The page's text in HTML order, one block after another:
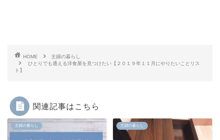
HOME
主婦の暮らし
ひとりでも通える洋食屋を見つけたい【２０１９年１１月にやりたいことリス
ト】
関連記事はこちら
主婦の暮らし 主婦の暮らし